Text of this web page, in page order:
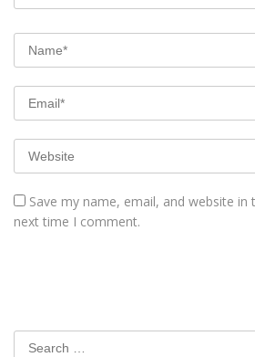
Save my name, email, and website
next time I comment.